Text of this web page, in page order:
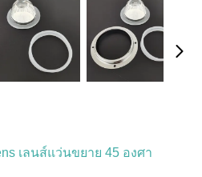
เลนส์แว่นขยาย 45 องศา